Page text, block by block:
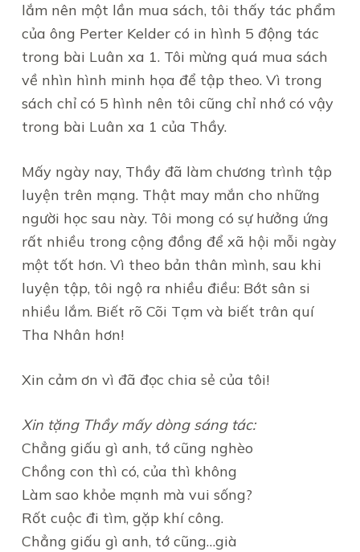
lắm nên một lần mua sách, tôi thấy tác phẩm
của ông Perter Kelder có in hình 5 động tác
trong bài Luân xa 1. Tôi mừng quá mua sách
về nhìn hình minh họa để tập theo. Vì trong
sách chỉ có 5 hình nên tôi cũng chỉ nhớ có vậy
trong bài Luân xa 1 của Thầy.
Mấy ngày nay, Thầy đã làm chương trình tập
luyện trên mạng. Thật may mắn cho những
người học sau này. Tôi mong có sự hưởng ứng
rất nhiều trong cộng đồng để xã hội mỗi ngày
một tốt hơn. Vì theo bản thân mình, sau khi
luyện tập, tôi ngộ ra nhiều điều: Bớt sân si
nhiều lắm. Biết rõ Cõi Tạm và biết trân quí
Tha Nhân hơn!
Xin cảm ơn vì đã đọc chia sẻ của tôi!
Xin tặng Thầy mấy dòng sáng tác:
Chẳng giấu gì anh, tớ cũng nghèo
Chồng con thì có, của thì không
Làm sao khỏe mạnh mà vui sống?
Rốt cuộc đi tìm, gặp khí công.
Chẳng giấu gì anh, tớ cũng…già